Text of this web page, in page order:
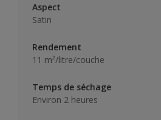
Aspect
Satin
Rendement
11 m²/litre/couche
Temps de séchage
Environ 2 heures